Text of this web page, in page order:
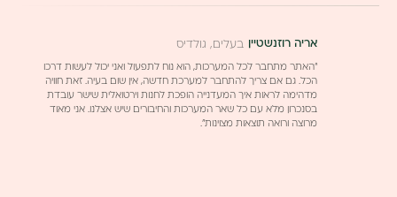
אריה רוזנשטיין בעלים, גולדיס
"האתר מתחבר לכל המערכות, הוא נוח לתפעול ואני יכול לעשות דרכו
הכל. גם אם צריך להתחבר למערכת חדשה, אין שום בעיה. זאת חוויה
מדהימה לראות איך המעדנייה הופכת לחנות וירטואלית שישר עובדת
בסנכרון מלא עם כל שאר המערכות והחיבורים שיש אצלנו. אני מאוד
מרוצה ורואה תוצאות מצוינות".